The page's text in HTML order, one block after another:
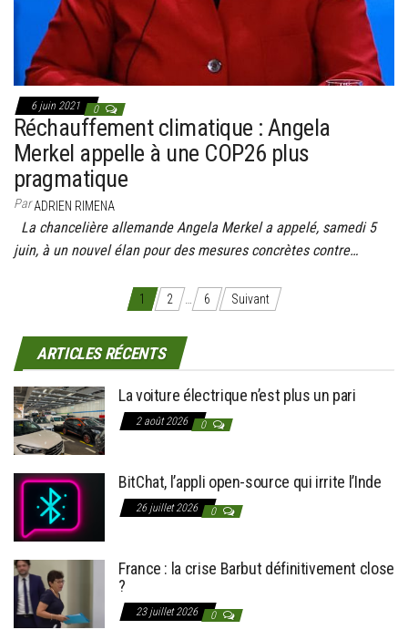
6 juin 2021 0
Réchauffement climatique : Angela
Merkel appelle à une COP26 plus
pragmatique
ParADRIEN RIMENA
La chancelière allemande Angela Merkel a appelé, samedi 5
juin, à un nouvel élan pour des mesures concrètes contre…
Pagination des publications
1 2 6 Suivant
ARTICLES RÉCENTS
La voiture électrique n’est plus un pari
2 août 2026 0
BitChat, l’appli open-source qui irrite l’Inde
26 juillet 2026 0
France : la crise Barbut définitivement close
?
23 juillet 2026 0